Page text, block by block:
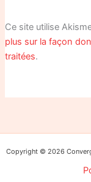
Ce site utilise
plus sur la façon
traitées.
Copyright © 2026